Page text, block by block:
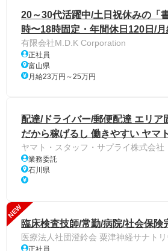
20～30代活躍中/土日祝休みの「
時〜18時固定・年間休日120日/
有限会社M.D.K Corporation
正社員
富山県
月給23万円～25万円
配達/ドライバー/郵便配達 エリア
だから稼げるし 働きやすい ヤマト
ヤマト・スタッフ・サプライ株式会社
業務委託
石川県
NEW
臨床検査技師/常勤/病院/社会保険
医療法人社団澄鈴会 粟津神経サナトリ
正社員